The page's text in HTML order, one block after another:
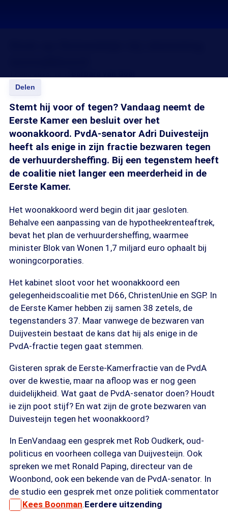
Delen
Stemt hij voor of tegen? Vandaag neemt de
Eerste Kamer een besluit over het
woonakkoord. PvdA-senator Adri Duivesteijn
heeft als enige in zijn fractie bezwaren tegen
de verhuurdersheffing. Bij een tegenstem heeft
de coalitie niet langer een meerderheid in de
Eerste Kamer.
Het woonakkoord werd begin dit jaar gesloten.
Behalve een aanpassing van de hypotheekrenteaftrek,
bevat het plan de verhuurdersheffing, waarmee
minister Blok van Wonen 1,7 miljard euro ophaalt bij
woningcorporaties.
Het kabinet sloot voor het woonakkoord een
gelegenheidscoalitie met D66, ChristenUnie en SGP. In
de Eerste Kamer hebben zij samen 38 zetels, de
tegenstanders 37. Maar vanwege de bezwaren van
Duijvestein bestaat de kans dat hij als enige in de
PvdA-fractie tegen gaat stemmen.
Gisteren sprak de Eerste-Kamerfractie van de PvdA
over de kwestie, maar na afloop was er nog geen
duidelijkheid. Wat gaat de PvdA-senator doen? Houdt
ie zijn poot stijf? En wat zijn de grote bezwaren van
Duivesteijn tegen het woonakkoord?
In EenVandaag een gesprek met Rob Oudkerk, oud-
politicus en voorheen collega van Duijvesteijn. Ook
spreken we met Ronald Paping, directeur van de
Woonbond, ook een bekende van de PvdA-senator. In
de studio een gesprek met onze politiek commentator
Kees Boonman.Eerdere uitzending